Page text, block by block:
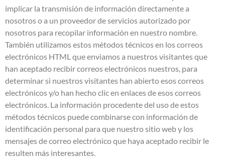
implicar la transmisión de información directamente a
nosotros o a un proveedor de servicios autorizado por
nosotros para recopilar información en nuestro nombre.
También utilizamos estos métodos técnicos en los correos
electrónicos HTML que enviamos a nuestros visitantes que
han aceptado recibir correos electrónicos nuestros, para
determinar si nuestros visitantes han abierto esos correos
electrónicos y/o han hecho clic en enlaces de esos correos
electrónicos. La información procedente del uso de estos
métodos técnicos puede combinarse con información de
identificación personal para que nuestro sitio web y los
mensajes de correo electrónico que haya aceptado recibir le
resulten más interesantes.